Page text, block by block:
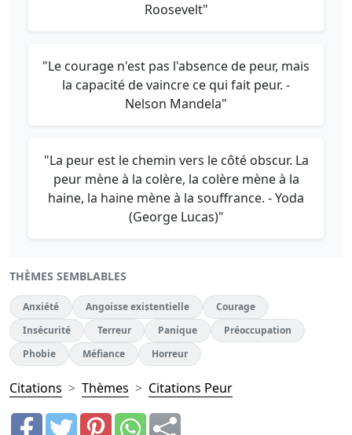
Roosevelt"
"Le courage n'est pas l'absence de peur, mais
la capacité de vaincre ce qui fait peur. -
Nelson Mandela"
"La peur est le chemin vers le côté obscur. La
peur mène à la colère, la colère mène à la
haine, la haine mène à la souffrance. - Yoda
(George Lucas)"
THÈMES SEMBLABLES
Anxiété Angoisse existentielle
Courage
Insécurité
Terreur Panique
Préoccupation
Phobie
Méfiance Horreur
Citations Thèmes Citations Peur